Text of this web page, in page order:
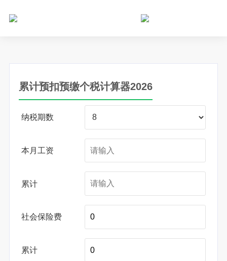
累计预扣预缴个税计算器2026
纳税期数
本月工资
累计
社会保险费
累计